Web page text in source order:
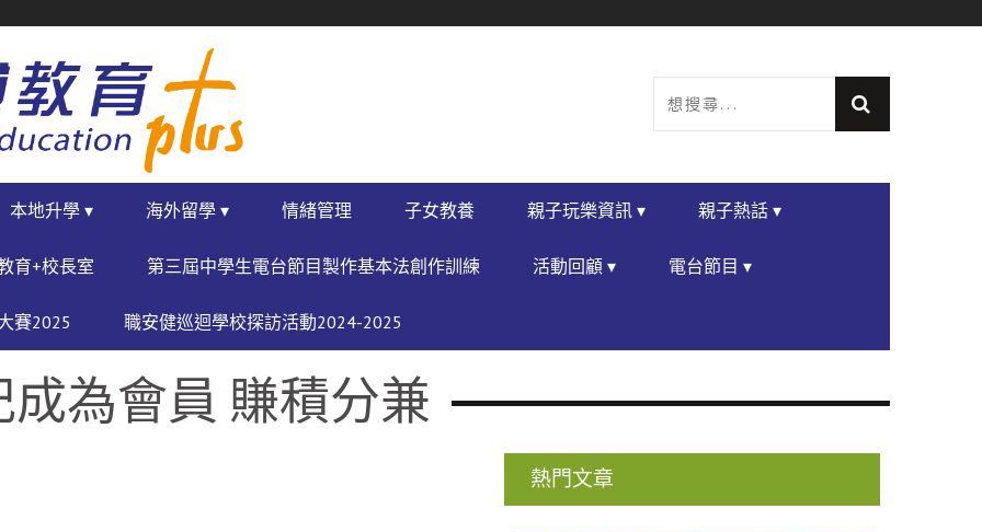
本地升學 ▾ 海外留學 ▾ 情緒管理 子女教養 親子玩樂資訊 ▾ 親子熱話 ▾
育+校長室 第三屆中學生電台節目製作基本法創作訓練 活動回顧 ▾ 電台節目 ▾
賽2025 職安健巡迴學校探訪活動2024-2025
為會員 賺積分兼
熱門文章